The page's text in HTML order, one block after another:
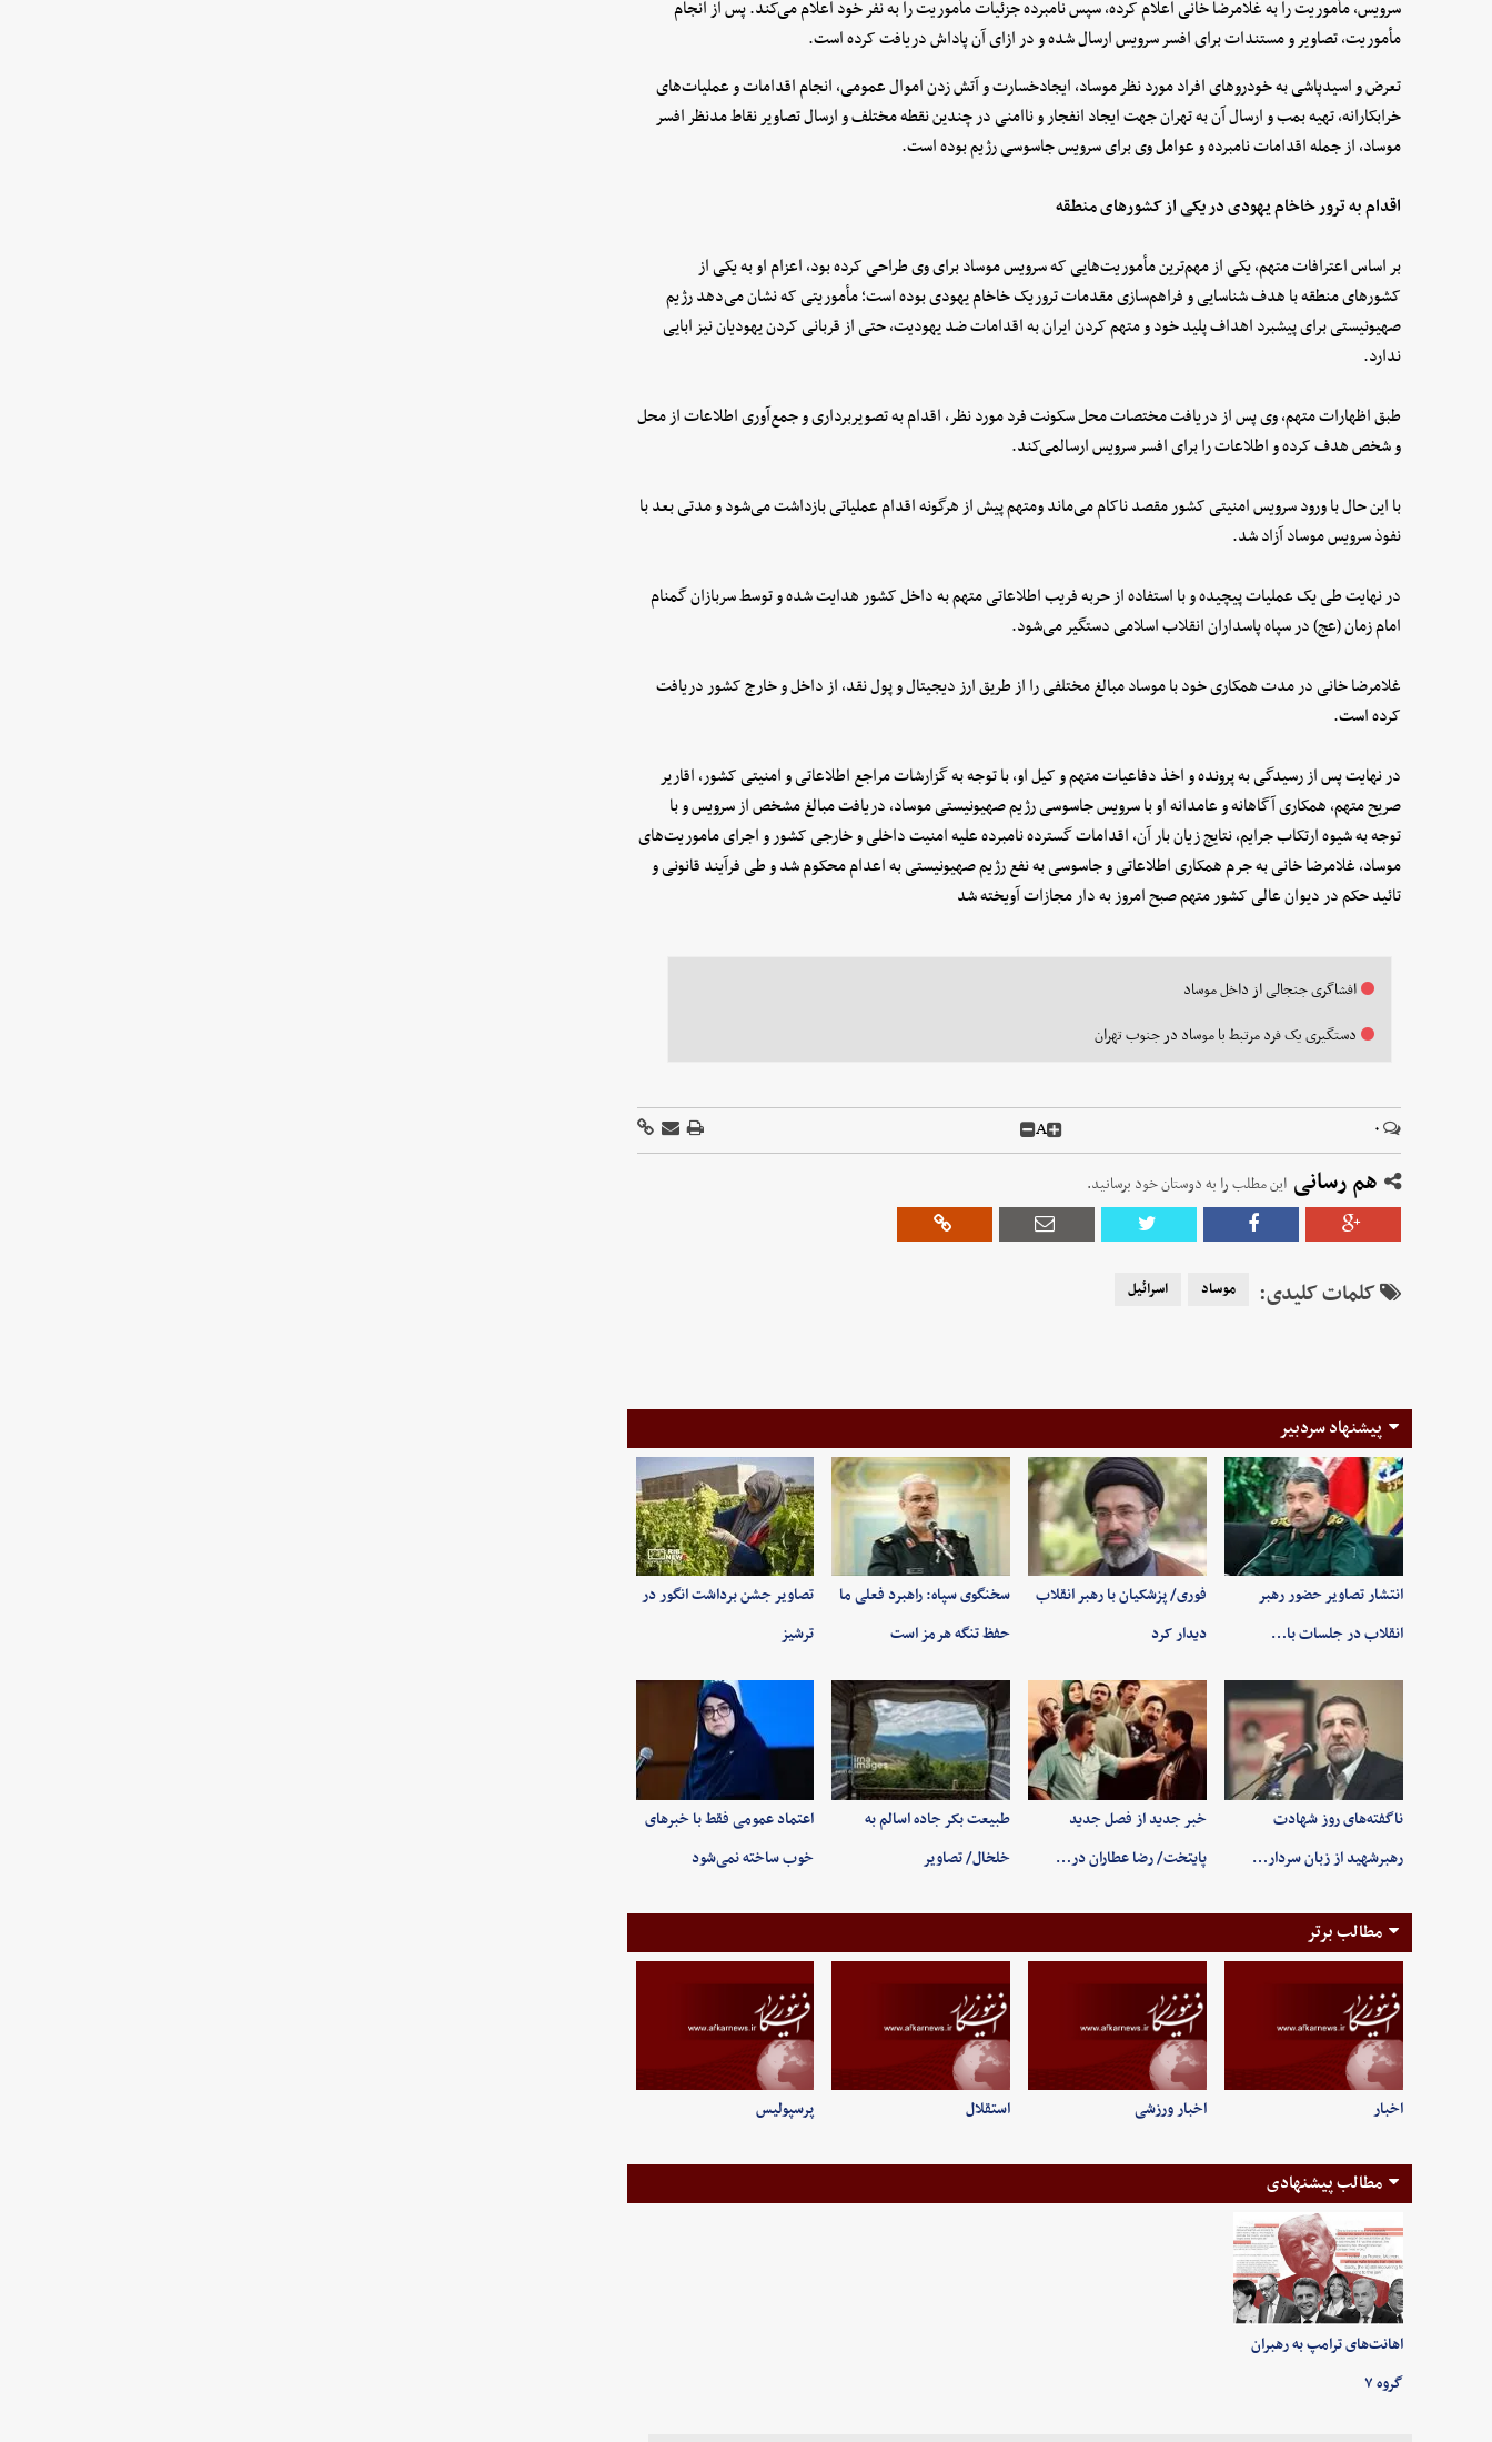
سرویس، مأموریت را به غلامرضا خانی اعلام کرده، سپس نامبرده جزئیات مأموریت را به نفر خود اعلام می‌کند. پس از انجام
مأموریت، تصاویر و مستندات برای افسر سرویس ارسال شده و در ازای آن پاداش دریافت کرده است.
تعرض و اسیدپاشی به خودروهای افراد مورد نظر موساد، ایجادخسارت و آتش زدن اموال عمومی، انجام اقدامات و عملیات‌های
خرابکارانه، تهیه بمب و ارسال آن به تهران جهت ایجاد انفجار و ناامنی در چندین نقطه مختلف و ارسال تصاویر نقاط مدنظر افسر
موساد، از جمله اقدامات نامبرده و عوامل وی برای سرویس جاسوسی رژیم بوده است.
اقدام به ترور خاخام یهودی در یکی از کشورهای منطقه
بر اساس اعترافات متهم، یکی از مهم‌ترین مأموریت‌هایی که سرویس موساد برای وی طراحی کرده بود، اعزام او به یکی از
کشورهای منطقه با هدف شناسایی و فراهم‌سازی مقدمات تروریک خاخام یهودی بوده است؛ مأموریتی که نشان می‌دهد رژیم
صهیونیستی برای پیشبرد اهداف پلید خود و متهم کردن ایران به اقدامات ضد یهودیت، حتی از قربانی کردن یهودیان نیز ابایی
ندارد.
طبق اظهارات متهم، وی پس از دریافت مختصات محل سکونت فرد مورد نظر، اقدام به تصویربرداری و جمع‌آوری اطلاعات از محل
و شخص هدف کرده و اطلاعات را برای افسر سرویس ارسالمی‌کند.
با این حال با ورود سرویس امنیتی کشور مقصد ناکام می‌ماند ومتهم پیش از هرگونه اقدام عملیاتی بازداشت می‌شود و مدتی بعد با
نفوذ سرویس موساد آزاد شد.
در نهایت طی یک عملیات پیچیده و با استفاده از حربه فریب اطلاعاتی متهم به داخل کشور هدایت شده و توسط سربازان گمنام
امام زمان (عج) در سپاه پاسداران انقلاب اسلامی دستگیر می‌شود.
غلامرضا خانی در مدت همکاری خود با موساد مبالغ مختلفی را از طریق ارز دیجیتال و پول نقد، از داخل و خارج کشور دریافت
کرده است.
در نهایت پس از رسیدگی به پرونده و اخذ دفاعیات متهم و کیل او، با توجه به گزارشات مراجع اطلاعاتی و امنیتی کشور، اقاریر
صریح متهم، همکاری آگاهانه و عامدانه او با سرویس جاسوسی رژیم صهیونیستی موساد، دریافت مبالغ مشخص از سرویس و با
توجه به شیوه ارتکاب جرایم، نتایج زیان بار آن، اقدامات گسترده نامبرده علیه امنیت داخلی و خارجی کشور و اجرای ماموریت‌های
موساد، غلامرضا خانی به جرم همکاری اطلاعاتی و جاسوسی به نفع رژیم صهیونیستی به اعدام محکوم شد و طی فرآیند قانونی و
تائید حکم در دیوان عالی کشور متهم صبح امروز به دار مجازات آویخته شد
افشاگری جنجالی از داخل موساد
دستگیری یک فرد مرتبط با موساد در جنوب تهران
۰ A
هم رسانی این مطلب را به دوستان خود برسانید.
کلمات کلیدی: موساد اسرائیل
پیشنهاد سردبیر
انتشار تصاویر حضور رهبر
انقلاب در جلسات با…
فوری/ پزشکیان با رهبر انقلاب
دیدار کرد
سخنگوی سپاه: راهبرد فعلی ما
حفظ تنگه هرمز است
تصاویر جشن برداشت انگور در
ترشیز
ناگفته‌های روز شهادت
رهبرشهید از زبان سردار…
خبر جدید از فصل جدید
پایتخت/ رضا عطاران در…
طبیعت بکر جاده اسالم به
خلخال/ تصاویر
اعتماد عمومی فقط با خبرهای
خوب ساخته نمی‌شود
مطالب برتر
اخبار اخبار ورزشی استقلال پرسپولیس
مطالب پیشنهادی
اهانت‌های ترامپ به رهبران
گروه ۷